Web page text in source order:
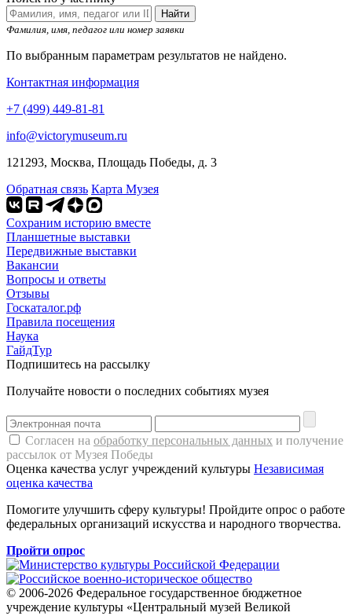
Найти
Фамилия, имя, педагог или номер заявки
По выбранным параметрам результатов не найдено.
Контактная информация
+7 (499) 449-81-81
info@victorymuseum.ru
121293, Москва, Площадь Победы, д. 3
Обратная связь Карта Музея
Сохраним историю вместе
Планшетные выставки
Передвижные выставки
Вакансии
Вопросы и ответы
Отзывы
Госкаталог.рф
Правила посещения
Наука
ГайдТур
Подпишитесь на рассылку
Получайте новости о последних событиях музея
Согласен на обработку персональных данных и получение
рассылок от Музея Победы
Оценка качества услуг учреждений культуры Независимая
оценка качества
Помогите улучшить сферу культуры! Пройдите опрос о работе
федеральных организаций искусства и народного творчества.
Пройти опрос
© 2006-2026 Федеральное государственное бюджетное
учреждение культуры «Центральный музей Великой